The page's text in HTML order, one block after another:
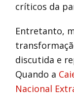
críticos da
Entretanto,
discutida e
Quando a
Nacional